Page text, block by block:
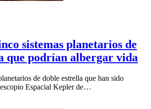
sistemas planetarios de
que podrían albergar vida
de doble estrella que han sido
Espacial Kepler de…